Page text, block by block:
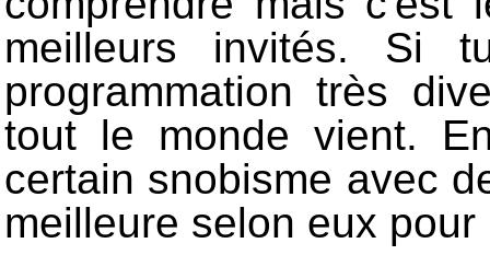
meilleurs invités. Si
programmation très
tout le monde vient.
certain snobisme avec
meilleure selon eux pour